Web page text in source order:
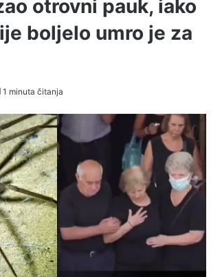
otrovni pauk, iako
boljelo umro je za
1 minuta čitanja